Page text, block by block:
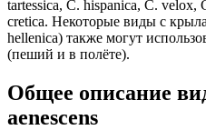
tartessica, C. hispanica, C. velox,
cretica. Некоторые виды с
hellenica) также могут
(пеший и в полёте).
Общее описание
aenescens